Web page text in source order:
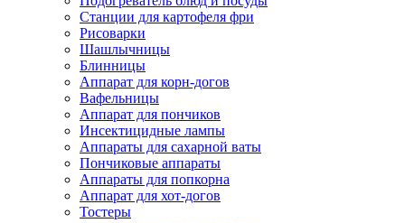
Станции для картофеля фри
Рисоварки
Шашлычницы
Блинницы
Аппарат для корн-догов
Вафельницы
Аппарат для пончиков
Инсектицидные лампы
Аппараты для сахарной ваты
Пончиковые аппараты
Аппараты для попкорна
Аппарат для хот-догов
Тостеры